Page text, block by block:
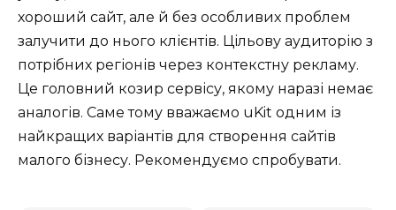
хороший сайт, але й без особливих проблем
залучити до нього клієнтів. Цільову аудиторію з
потрібних регіонів через контекстну рекламу.
Це головний козир сервісу, якому наразі немає
аналогів. Саме тому вважаємо uKit одним із
найкращих варіантів для створення сайтів
малого бізнесу. Рекомендуємо спробувати.